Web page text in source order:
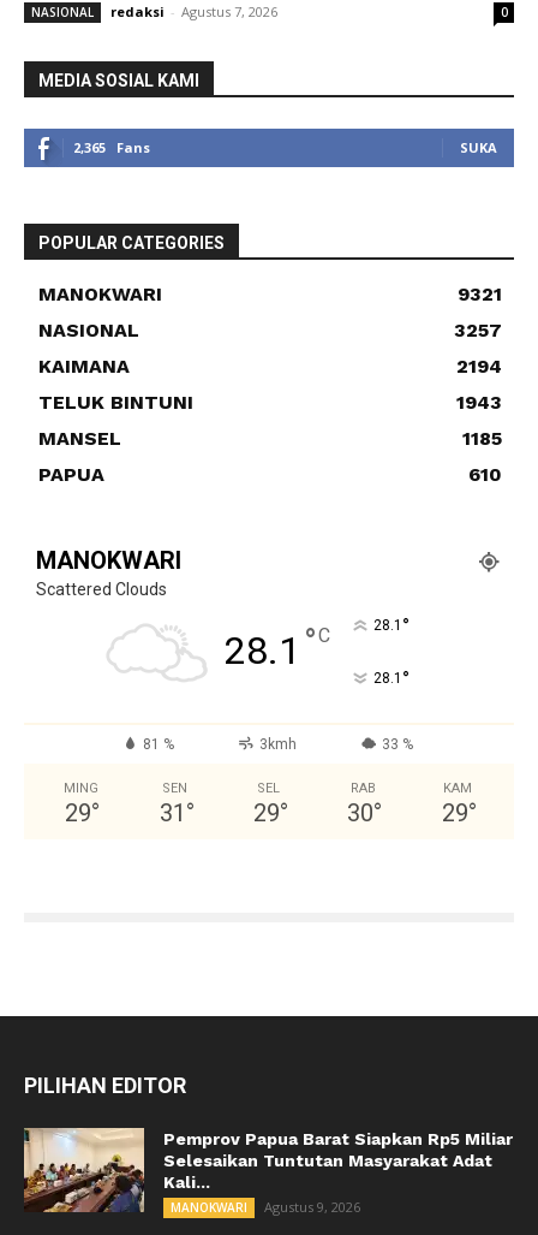
NASIONAL redaksi - Agustus 7, 2026 0
MEDIA SOSIAL KAMI
2,365 Fans SUKA
POPULAR CATEGORIES
MANOKWARI
9321
NASIONAL
3257
KAIMANA
2194
TELUK BINTUNI
1943
MANSEL
1185
PAPUA
610
MANOKWARI
Scattered Clouds
28.1 °C 28.1 °
28.1 °
81 % 3kmh 33 %
MING
29°
SEN
31 °
SEL
29°
RAB
30°
KAM
29°
PILIHAN EDITOR
Pemprov Papua Barat Siapkan Rp5 Miliar
Selesaikan Tuntutan Masyarakat Adat
Kali...
MANOKWARI Agustus 9, 2026